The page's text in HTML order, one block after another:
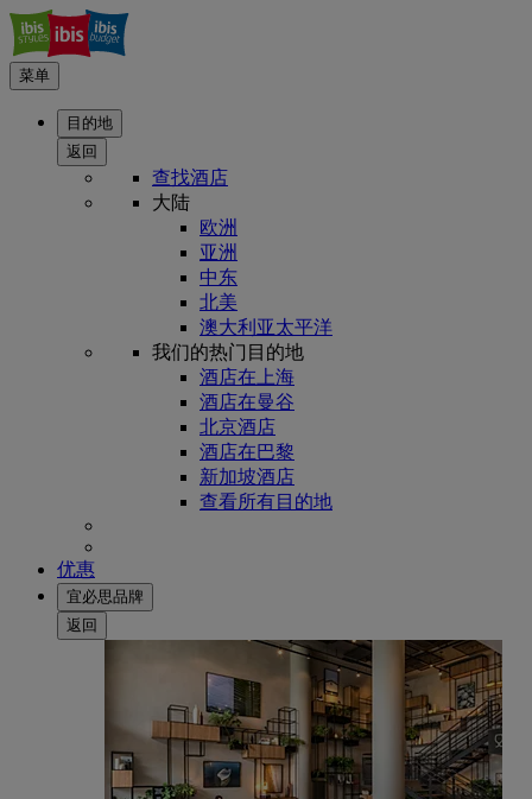
菜单
目的地
返回
查找酒店
大陆
欧洲
亚洲
中东
北美
澳大利亚太平洋
我们的热门目的地
酒店在上海
酒店在曼谷
北京酒店
酒店在巴黎
新加坡酒店
查看所有目的地
优惠
宜必思品牌
返回